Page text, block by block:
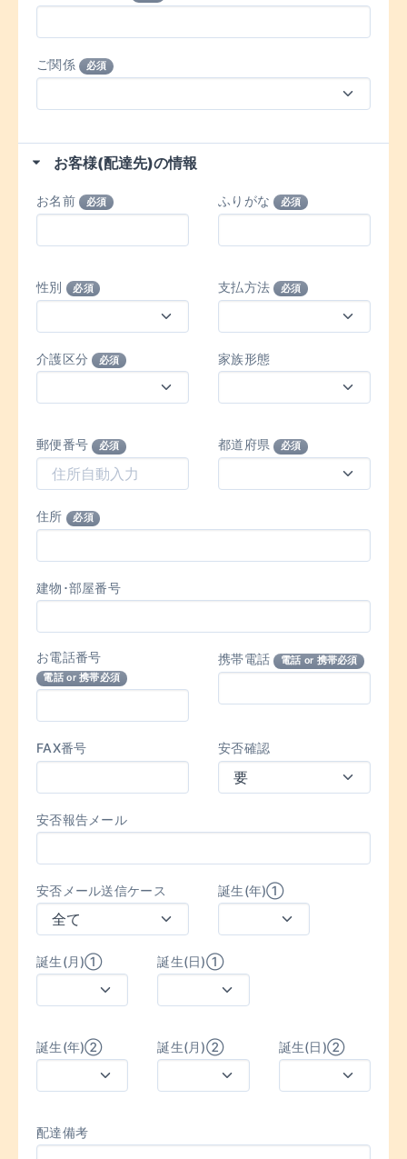
ご関係 必須
お客様(配達先)の情報
お名前 必須 ふりがな 必須
性別 必須 支払方法 必須
介護区分 必須 家族形態
郵便番号 必須 都道府県 必須
住所 必須
建物･部屋番号
お電話番号
電話 or 携帯必須
携帯電話 電話 or 携帯必須
FAX番号 安否確認
安否報告メール
安否メール送信ケース 誕生(年)①
誕生(月)① 誕生(日)①
誕生(年)② 誕生(月)② 誕生(日)②
配達備考